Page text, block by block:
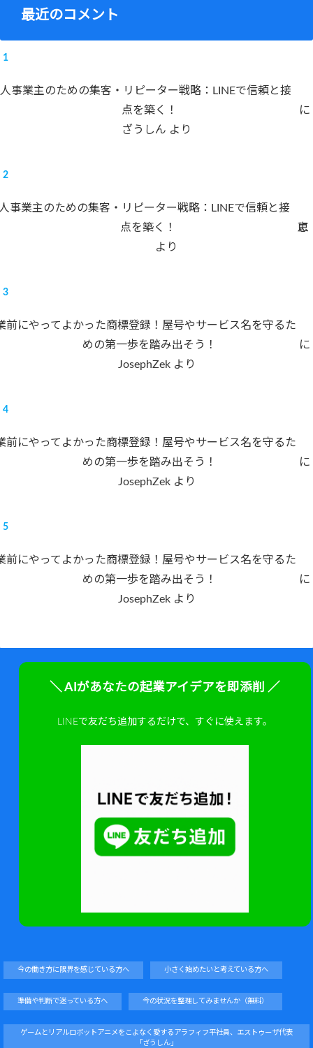
最近のコメント
事業主のための集客・リピーター戦略：LINEで信頼と接
点を築く！
に
ざうしん より
事業主のための集客・リピーター戦略：LINEで信頼と接
点を築く！
に
恵
より
前にやってよかった商標登録！屋号やサービス名を守るた
めの第一歩を踏み出そう！
に
JosephZekより
前にやってよかった商標登録！屋号やサービス名を守るた
めの第一歩を踏み出そう！
に
JosephZekより
前にやってよかった商標登録！屋号やサービス名を守るた
めの第一歩を踏み出そう！
に
JosephZekより
＼ AIがあなたの起業アイデアを即添削 ／
LINEで友だち追加するだけで、すぐに使えます。
今の働き方に限界を感じている方へ 小さく始めたいと考えている方へ
準備や判断で迷っている方へ 今の状況を整理してみませんか（無料）
ゲームとリアルロボットアニメをこよなく愛するアラフィフ平社員、エストゥーザ代表
「ざうしん」